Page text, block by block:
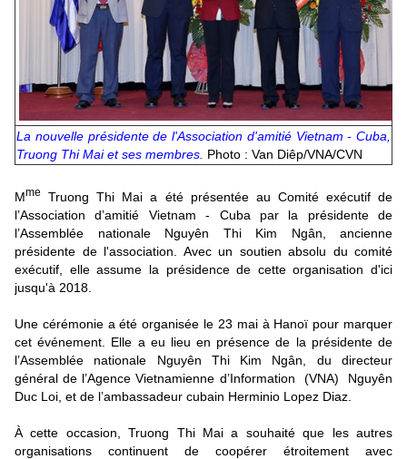
La nouvelle présidente de l'Association d'amitié Vietnam - Cuba,
Truong Thi Mai et ses membres. Photo : Van Diêp/VNA/CVN
Mme
Truong Thi Mai a été présentée au Comité exécutif de
l’Association d’amitié Vietnam - Cuba par la présidente de
l’Assemblée nationale Nguyên Thi Kim Ngân, ancienne
présidente de l'association. Avec un soutien absolu du comité
exécutif, elle assume la présidence de cette organisation d'ici
jusqu'à 2018.
Une cérémonie a été organisée le 23 mai à Hanoï pour marquer
cet événement. Elle a eu lieu en présence de la présidente de
l’Assemblée nationale Nguyên Thi Kim Ngân, du directeur
général de l’Agence Vietnamienne d’Information (VNA) Nguyên
Duc Loi, et de l’ambassadeur cubain Herminio Lopez Diaz.
À cette occasion, Truong Thi Mai a souhaité que les autres
organisations continuent de coopérer étroitement avec